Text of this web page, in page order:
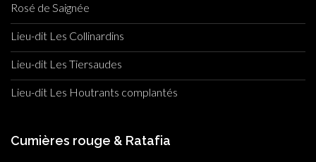
Rosé de Saignée
Lieu-dit Les Collinardins
Lieu-dit Les Tiersaudes
Lieu-dit Les Houtrants complantés
Cumières rouge & Ratafia